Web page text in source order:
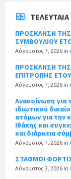
ΠΡΟΣΚΛΗΣΗ
ΣΥΜΒΟΥΛΙΟΥ
Αύγουστος 7, 2026 in
ΠΡΟΣΚΛΗΣΗ
ΕΠΙΤΡΟΠΗΣ
Αύγουστος 7, 2026 in
Ανακοίνωση
ιδιωτικού
ατόμων για την
Ιθάκης και
και διάρκεια
Αύγουστος 7, 2026 in
ΣΤΑΘΜΟΙ
Αύγουστος 3, 2026 in